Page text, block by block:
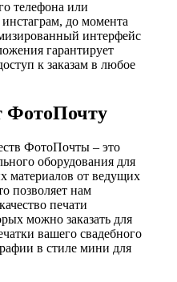
телефона или
до момента
интерфейс
гарантирует
к заказам в любое
ФотоПочту
ФотоПочты – это
оборудования для
материалов от ведущих
позволяет нам
печати
можно заказать для
вашего свадебного
в стиле мини для